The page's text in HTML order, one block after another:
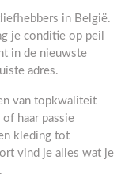
in België.
je conditie op peil
in de nieuwste
adres.
van topkwaliteit
haar passie
kleding tot
vind je alles wat je